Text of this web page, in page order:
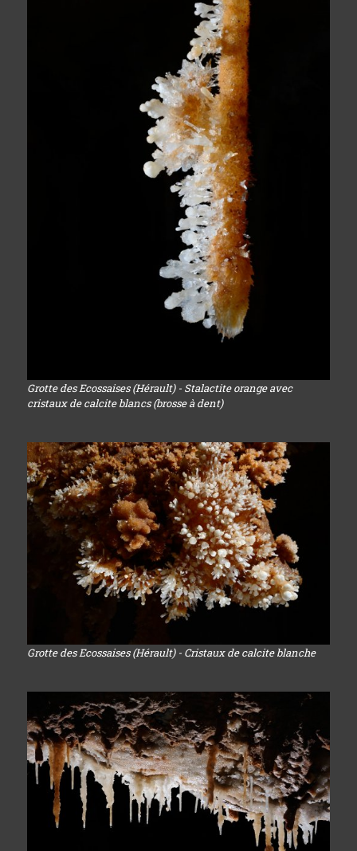
Grotte des Ecossaises (Hérault) - Stalactite orange avec
cristaux de calcite blancs (brosse à dent)
Grotte des Ecossaises (Hérault) - Cristaux de calcite blanche